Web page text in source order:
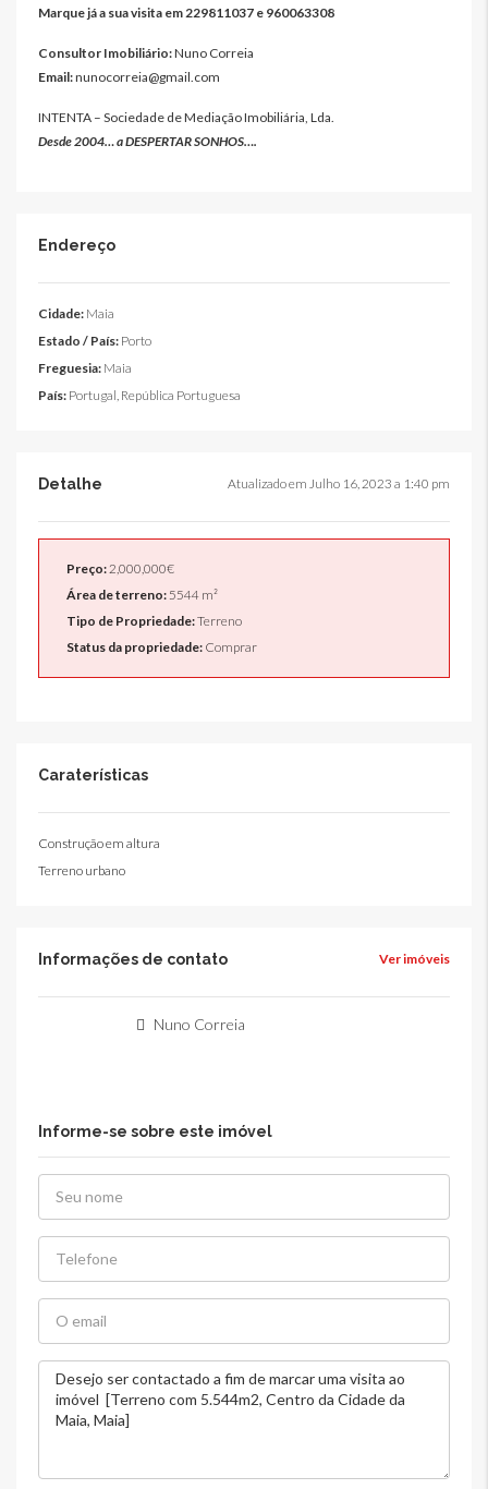
Marque já a sua visita em 229811037 e 960063308
Consultor Imobiliário:Nuno Correia
Email:nunocorreia@gmail.com
INTENTA – Sociedade de Mediação Imobiliária, Lda.
Desde 2004… a DESPERTAR SONHOS….
Endereço
Cidade: Maia
Estado / País: Porto
Freguesia: Maia
País: Portugal, República Portuguesa
Detalhe Atualizado em Julho 16, 2023 a 1:40 pm
Preço: 2,000,000€
Área de terreno: 5544 m²
Tipo de Propriedade:Terreno
Status da propriedade: Comprar
Caraterísticas
Construção em altura
Terreno urbano
Informações de contato Ver imóveis
Nuno Correia
Informe-se sobre este imóvel